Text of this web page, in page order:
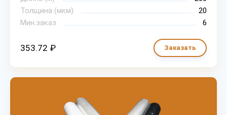
Толщина (мкм)
20
Мин.заказ
6
353.72 ₽ Заказать